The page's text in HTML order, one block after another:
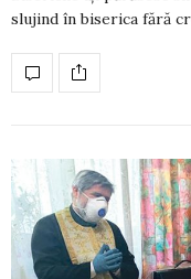
slujind în biserica fără